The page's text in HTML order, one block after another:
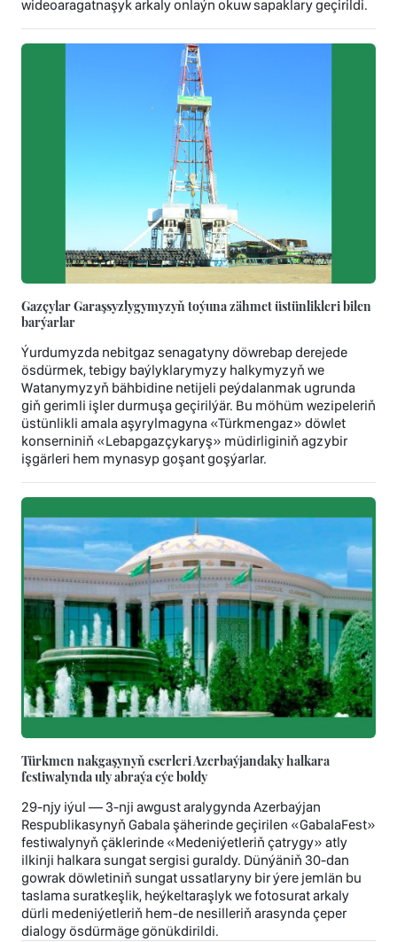
wideoaragatnaşyk arkaly onlaýn okuw sapaklary geçirildi.
Gazçylar Garaşsyzlygymyzyň toýuna zähmet üstünlikleri bilen
barýarlar
Ýurdumyzda nebitgaz senagatyny döwrebap derejede
ösdürmek, tebigy baýlyklarymyzy halkymyzyň we
Watanymyzyň bähbidine netijeli peýdalanmak ugrunda
giň gerimli işler durmuşa geçirilýär. Bu möhüm wezipeleriň
üstünlikli amala aşyrylmagyna «Türkmengaz» döwlet
konserniniň «Lebapgazçykaryş» müdirliginiň agzybir
işgärleri hem mynasyp goşant goşýarlar.
Türkmen nakgaşynyň eserleri Azerbaýjandaky halkara
festiwalynda uly abraýa eýe boldy
29-njy iýul — 3-nji awgust aralygynda Azerbaýjan
Respublikasynyň Gabala şäherinde geçirilen «GabalaFest»
festiwalynyň çäklerinde «Medeniýetleriň çatrygy» atly
ilkinji halkara sungat sergisi guraldy. Dünýäniň 30-dan
gowrak döwletiniň sungat ussatlaryny bir ýere jemlän bu
taslama suratkeşlik, heýkeltaraşlyk we fotosurat arkaly
dürli medeniýetleriň hem-de nesilleriň arasynda çeper
dialogy ösdürmäge gönükdirildi.